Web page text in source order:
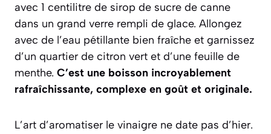
avec 1 centilitre de sirop de sucre de canne
dans un grand verre rempli de glace. Allongez
avec de l’eau pétillante bien fraîche et garnissez
d’un quartier de citron vert et d’une feuille de
menthe. C’est une boisson incroyablement
rafraîchissante, complexe en goût et originale.
L’art d’aromatiser le vinaigre ne date pas d’hier.